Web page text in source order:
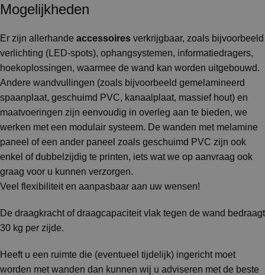
Mogelijkheden
Er zijn allerhande accessoires verkrijgbaar, zoals bijvoorbeeld
verlichting (LED-spots), ophangsystemen, informatiedragers,
hoekoplossingen, waarmee de wand kan worden uitgebouwd.
Andere wandvullingen (zoals bijvoorbeeld gemelamineerd
spaanplaat, geschuimd PVC, kanaalplaat, massief hout) en
maatvoeringen zijn eenvoudig in overleg aan te bieden, we
werken met een modulair systeem. De wanden met melamine
paneel of een ander paneel zoals geschuimd PVC zijn ook
enkel of dubbelzijdig te printen, iets wat we op aanvraag ook
graag voor u kunnen verzorgen.
Veel flexibiliteit en aanpasbaar aan uw wensen!
De draagkracht of draagcapaciteit vlak tegen de wand bedraagt
30 kg per zijde.
Heeft u een ruimte die (eventueel tijdelijk) ingericht moet
worden met wanden dan kunnen wij u adviseren met de beste